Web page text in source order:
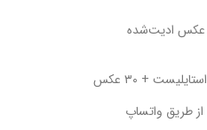
از طریق واتساپ